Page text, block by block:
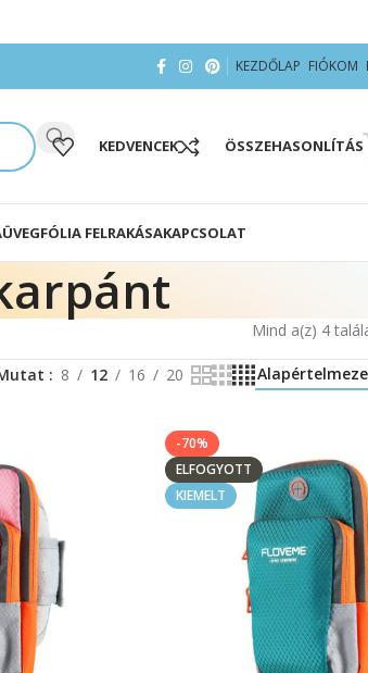
KEZDŐLAP FIÓKOM
KEDVENCEK ÖSSZEHASONLÍTÁS
ÜVEGFÓLIA FELRAKÁSAKAPCSOLAT
Mind a(z) 4
8 12 16 20
-70%
ELFOGYOTT
KIEMELT